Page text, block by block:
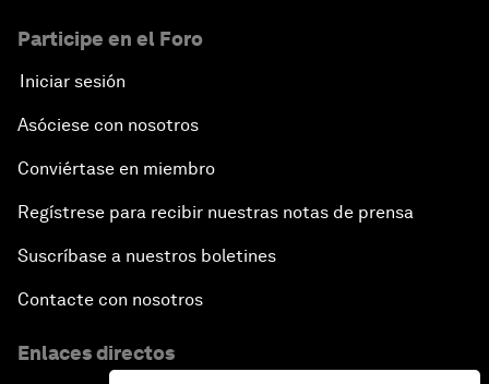
Participe en el Foro
Iniciar sesión
Asóciese con nosotros
Conviértase en miembro
Regístrese para recibir nuestras notas de prensa
Suscríbase a nuestros boletines
Contacte con nosotros
Enlaces directos